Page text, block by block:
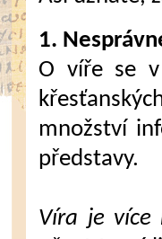
1.
O víře se v
množství
představy.
Víra je více